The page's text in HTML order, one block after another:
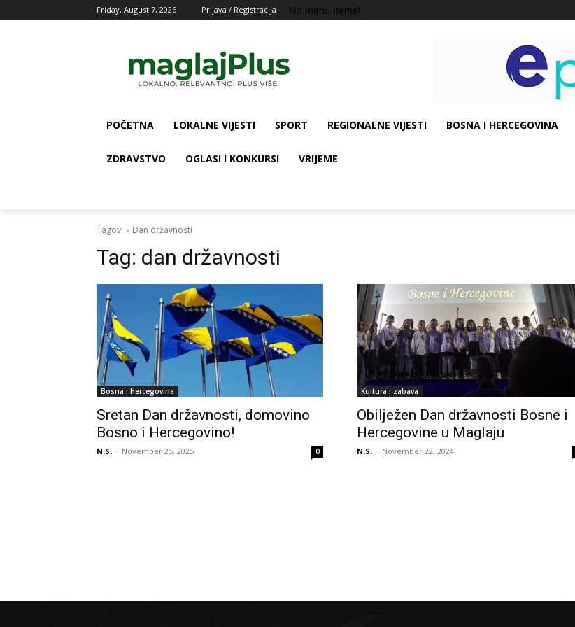
Friday, August 7, 2026 Prijava / Registracija No menu items!
POČETNA LOKALNE VIJESTI SPORT REGIONALNE VIJESTI BOSNA I HERCEGOVINA
ZDRAVSTVO OGLASI I KONKURSI VRIJEME
Tagovi Dan državnosti
Tag: dan državnosti
Bosna i Hercegovina
Sretan Dan državnosti, domovino
Bosno i Hercegovino!
N.S. - November 25, 2025 0
Kultura i zabava
Obilježen Dan državnosti Bosne i
Hercegovine u Maglaju
N.S. - November 22, 2024